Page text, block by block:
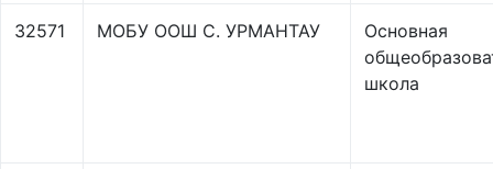
32571 МОБУ ООШ С. УРМАНТАУ
Основная
школа